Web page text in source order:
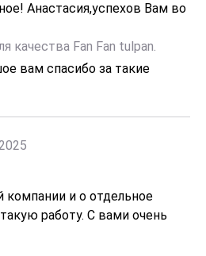
Анастасия,успехов Вам во
качества Fan Fan tulpan.
вам спасибо за такие
компании и о отдельное
работу. С вами очень